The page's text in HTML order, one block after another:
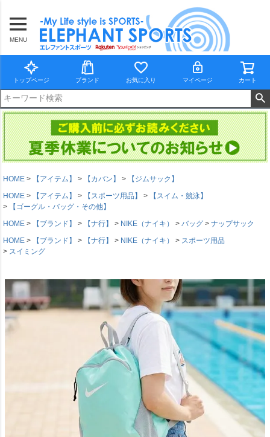
MENU
トップページ ブランド お気に入り マイページ カート
HOME 【アイテム】 【カバン】
【ジムサック】
HOME
【アイテム】 【スポーツ用品】
【スイム・競泳】
【ゴーグル・バッグ・その他】
HOME
【ブランド】 【ナ行】 NIKE（ナイキ） バッグ
ナップサック
HOME
【ブランド】 【ナ行】 NIKE（ナイキ）
スポーツ用品
スイミング